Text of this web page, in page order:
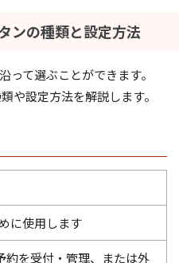
ンの種類と設定方法
って選ぶことができます。
や設定方法を解説します。
に使用します
約を受付・管理、または外